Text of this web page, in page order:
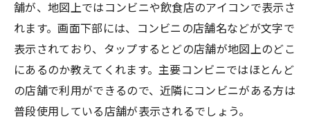
舗が、地図上ではコンビニや飲食店のアイコンで表示さ
れます。画面下部には、コンビニの店舗名などが文字で
表示されており、タップするとどの店舗が地図上のどこ
にあるのか教えてくれます。主要コンビニではほとんど
の店舗で利用ができるので、近隣にコンビニがある方は
普段使用している店舗が表示されるでしょう。